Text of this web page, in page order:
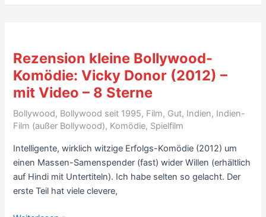
Inder-
(1991,
mit
Denzel
mit
&
2
Szenen)
–
Rezension kleine Bollywood-
Komödie: Vicky Donor (2012) –
mit Video – 8 Sterne
Bollywood, Bollywood seit 1995, Film, Gut, Indien, Indien-
Film (außer Bollywood), Komödie, Spielfilm
Intelligente, wirklich witzige Erfolgs-Komödie (2012) um
einen Massen-Samenspender (fast) wider Willen (erhältlich
auf Hindi mit Untertiteln). Ich habe selten so gelacht. Der
erste Teil hat viele clevere,